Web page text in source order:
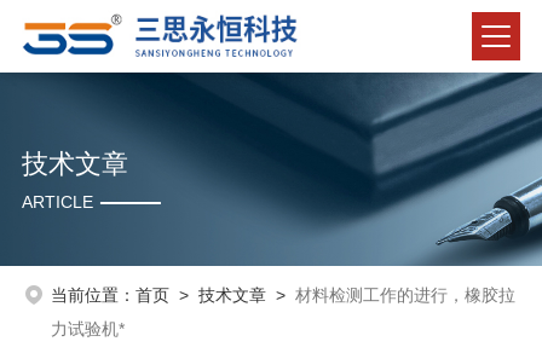
技术文章
ARTICLE
当前位置： 首页> 技术文章> 材料检测工作的进行，橡胶拉
力试验机*